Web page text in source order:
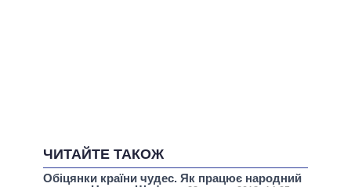
ЧИТАЙТЕ ТАКОЖ
Обіцянки країни чудес. Як працює народний